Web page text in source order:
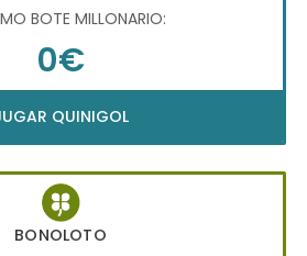
BOTE MILLONARIO:
0€
QUINIGOL
BONOLOTO